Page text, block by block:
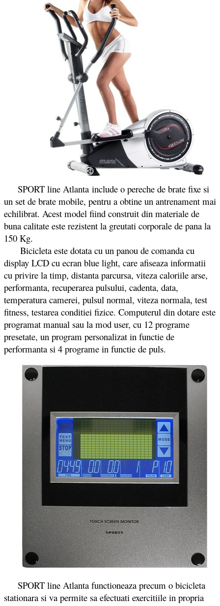
SPORT line Atlanta include o pereche de brate fixe si
un set de brate mobile, pentru a obtine un antrenament mai
echilibrat. Acest model fiind construit din materiale de
buna calitate este rezistent la greutati corporale de pana la
150 Kg.
Bicicleta este dotata cu un panou de comanda cu
display LCD cu ecran blue light, care afiseaza informatii
cu privire la timp, distanta parcursa, viteza caloriile arse,
performanta, recuperarea pulsului, cadenta, data,
temperatura camerei, pulsul normal, viteza normala, test
fitness, testarea conditiei fizice. Computerul din dotare este
programat manual sau la mod user, cu 12 programe
presetate, un program personalizat in functie de
performanta si 4 programe in functie de puls.
SPORT line Atlanta functioneaza precum o bicicleta
stationara si va permite sa efectuati exercitiile in propria